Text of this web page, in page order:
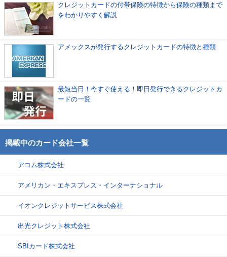
クレジットカードの付帯保険の特徴から保険の種類まで
をわかりやすく解説
アメックスが発行するクレジットカードの特徴と種類
最短当日！今すぐ使える！即日発行できるクレジットカ
ードの一覧
掲載中のカード会社一覧
アコム株式会社
アメリカン・エキスプレス・インターナショナル
イオンクレジットサービス株式会社
出光クレジット株式会社
SBIカード株式会社